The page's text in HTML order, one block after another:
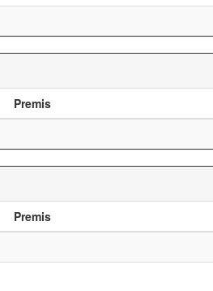
Premis
Premis